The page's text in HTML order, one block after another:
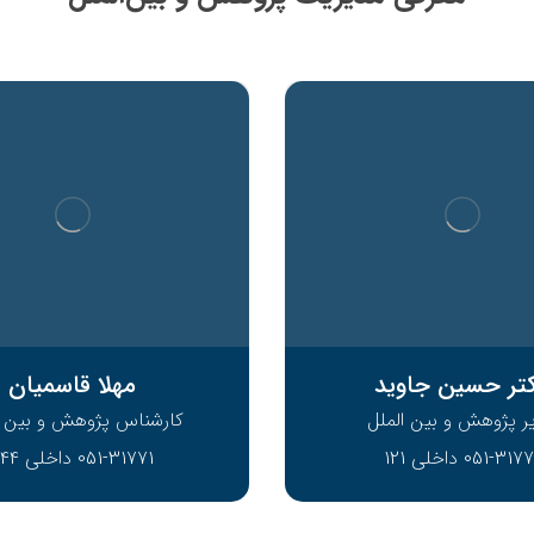
حسین جاوید
پژوهش و بین الملل
31771 داخلی 121
مهلا قاسمیان
کارشناس پژوهش و بین
051-31771 داخلی 244